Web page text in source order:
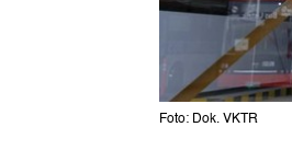
Foto: Dok. VKTR